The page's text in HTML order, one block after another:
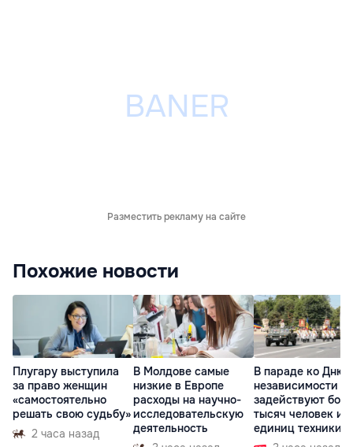
Разместить рекламу на сайте
Похожие новости
Плугару выступила
за право женщин
«самостоятельно
решать свою судьбу»
2 часа назад
В Молдове самые
низкие в Европе
расходы на научно-
исследовательскую
деятельность
В параде ко Дню
независимости
задействуют
тысяч человек и
единиц техники